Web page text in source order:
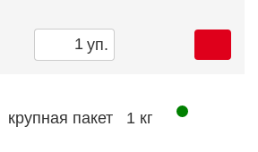
уп.
крупная пакет 1 кг